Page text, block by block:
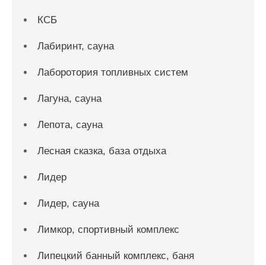
КСБ
Лабиринт, сауна
Лаборотория топливных систем
Лагуна, сауна
Лепота, сауна
Лесная сказка, база отдыха
Лидер
Лидер, сауна
Лимкор, спортивный комплекс
Липецкий банный комплекс, баня